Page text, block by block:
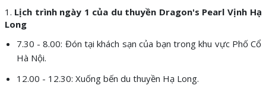
1. Lịch trình ngày 1 của du thuyền Dragon's Pearl Vịnh Hạ
Long
7.30 - 8.00: Đón tại khách sạn của bạn trong khu vực Phố Cổ
Hà Nội.
12.00 - 12.30: Xuống bến du thuyền Hạ Long.